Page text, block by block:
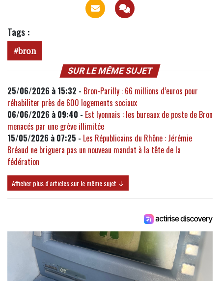
Tags :
bron
SUR LE MÊME SUJET
25/06/2026 à 15:32 - Bron-Parilly : 66 millions d’euros pour
réhabiliter près de 600 logements sociaux
06/06/2026 à 09:40 - Est lyonnais : les bureaux de poste de Bron
menacés par une grève illimitée
15/05/2026 à 07:25 - Les Républicains du Rhône : Jérémie
Bréaud ne briguera pas un nouveau mandat à la tête de la
fédération
Afficher plus d'articles sur le même sujet ↓